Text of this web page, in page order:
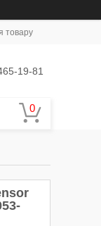
товару
19-81